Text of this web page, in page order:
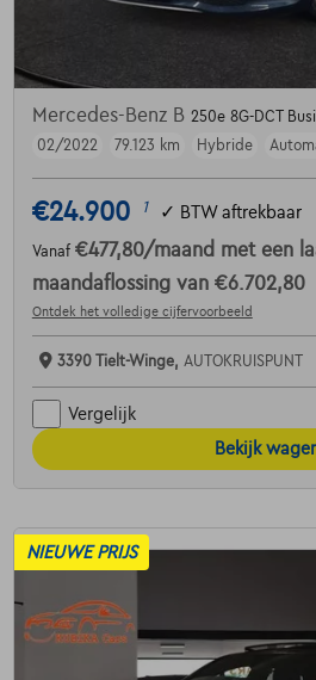
Mercedes-Benz B 250e 8G-DCT
02/2022
79.123 km Hybride
€24.900 1 ✓ BTW aftrekbaar
Vanaf €477,80/maand met een
maandaflossing van €6.702,80
Ontdek het volledige cijfervoorbeeld
3390 Tielt-Winge, AUTOKRUISPUNT
Vergelijk
Bekijk
NIEUWE PRIJS